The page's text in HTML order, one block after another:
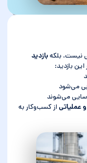
نیست، بلکه بازدید
بازدید:
می‌شود
می‌شوند
عملیاتی از کسب‌وکار به